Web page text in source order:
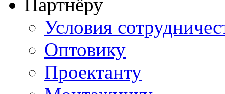
Партнёру
Условия
Оптовику
Проектанту